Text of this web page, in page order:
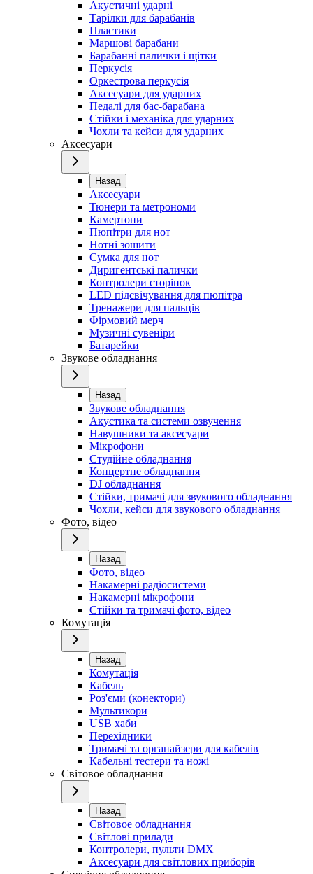
Акустичні ударні
Тарілки для барабанів
Пластики
Маршові барабани
Барабанні палички і щітки
Перкусія
Оркестрова перкусія
Аксесуари для ударних
Педалі для бас-барабана
Стійки і механіка для ударних
Чохли та кейси для ударних
Аксесуари
Назад
Аксесуари
Тюнери та метрономи
Камертони
Пюпітри для нот
Нотні зошити
Сумка для нот
Диригентські палички
Контролери сторінок
LED підсвічування для пюпітра
Тренажери для пальців
Фірмовий мерч
Музичні сувеніри
Батарейки
Звукове обладнання
Назад
Звукове обладнання
Акустика та системи озвучення
Навушники та аксесуари
Мікрофони
Студійне обладнання
Концертне обладнання
DJ обладнання
Стійки, тримачі для звукового обладнання
Чохли, кейси для звукового обладнання
Фото, відео
Назад
Фото, відео
Накамерні радіосистеми
Накамерні мікрофони
Стійки та тримачі фото, відео
Комутація
Назад
Комутація
Кабель
Роз'єми (конектори)
Мультикори
USB хаби
Перехідники
Тримачі та органайзери для кабелів
Кабельні тестери та ножі
Світовое обладнання
Назад
Світовое обладнання
Світлові прилади
Контролери, пульти DMX
Аксесуари для світлових приборів